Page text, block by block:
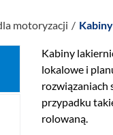
motoryzacji
Kabiny
lokalowe i
rozwiązaniach
przypadku
rolowaną.